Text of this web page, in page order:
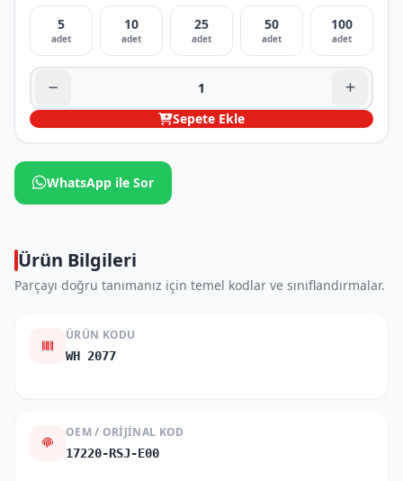
5
adet
10
adet
25
adet
50
adet
100
adet
Sepete Ekle
WhatsApp ile Sor
Ürün Bilgileri
Parçayı doğru tanımanız için temel kodlar ve sınıflandırmalar.
ÜRÜN KODU
WH 2077
OEM / ORIJINAL KOD
17220-RSJ-E00